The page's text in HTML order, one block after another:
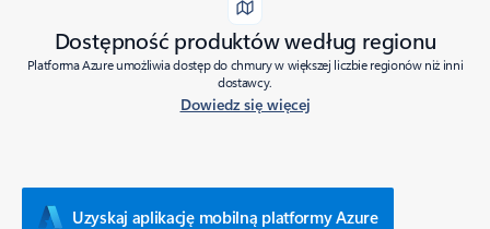
Dostępność produktów według regionu
Platforma Azure umożliwia dostęp do chmury w większej liczbie regionów niż inni
dostawcy.
Dowiedz się więcej
Uzyskaj aplikację mobilną platformy Azure